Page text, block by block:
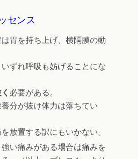
センス
胃を持ち上げ、横隔膜の動
ずれ呼吸も妨げることにな
必要がある。
分が抜け体力は落ちてい
放置する訳にもいかない。
強い痛みがある場合は痛みを